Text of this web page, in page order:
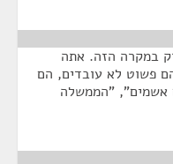
במקרה הזה. אתה
פשוט לא עובדים, הם
אשמים", "הממשלה